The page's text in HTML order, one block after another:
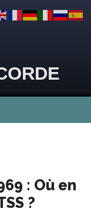
: Où en
?